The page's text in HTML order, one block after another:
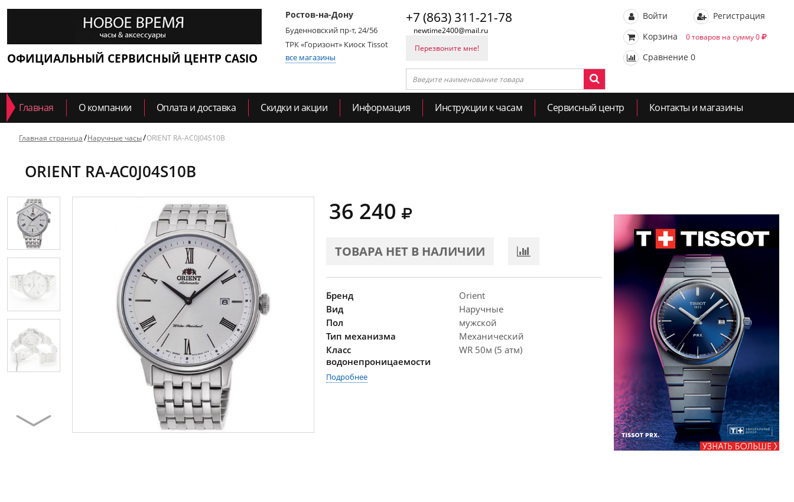
ОФИЦИАЛЬНЫЙ СЕРВИСНЫЙ ЦЕНТР CASIO
Ростов-на-Дону
Буденновский пр-т, 24/56
ТРК «Горизонт» Киоск Tissot
все магазины
+7 (863) 311-21-78
newtime2400@mail.ru
Перезвоните мне!
Войти
Регистрация
Корзина
0 товаров на сумму 0
Сравнение 0
Главная О компании Оплата и доставка Скидки и акции Информация Инструкции к часам Сервисный центр Контакты и магазины
Главная страница Наручные часы ORIENT RA-AC0J04S10B
ORIENT RA-AC0J04S10B
36 240
ТОВАРА НЕТ В НАЛИЧИИ
Бренд
Orient
Вид
Наручные
Пол
мужской
Тип механизма
Механический
Класс
водонепроницаемости
WR 50м (5 атм)
Подробнее